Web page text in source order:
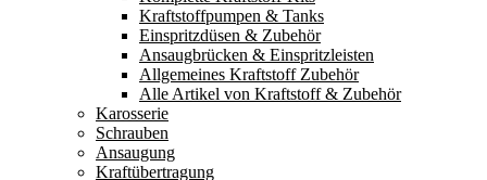
Kraftstoffpumpen & Tanks
Einspritzdüsen & Zubehör
Ansaugbrücken & Einspritzleisten
Allgemeines Kraftstoff Zubehör
Alle Artikel von Kraftstoff & Zubehör
Karosserie
Schrauben
Ansaugung
Kraftübertragung